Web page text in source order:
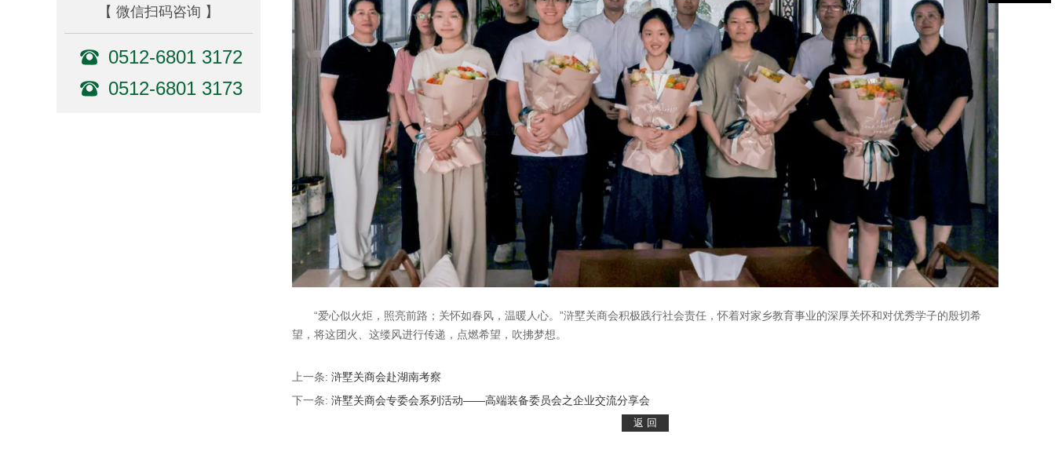
【 微信扫码咨询 】
0512-6801 3172
0512-6801 3173
“爱心似火炬，照亮前路；关怀如春风，温暖人心。”浒墅关商会积极践行社会责任，怀着对家乡教育事业的深厚关怀和对优秀学子的殷切希
望，将这团火、这缕风进行传递，点燃希望，吹拂梦想。
上一条: 浒墅关商会赴湖南考察
下一条: 浒墅关商会专委会系列活动——高端装备委员会之企业交流分享会